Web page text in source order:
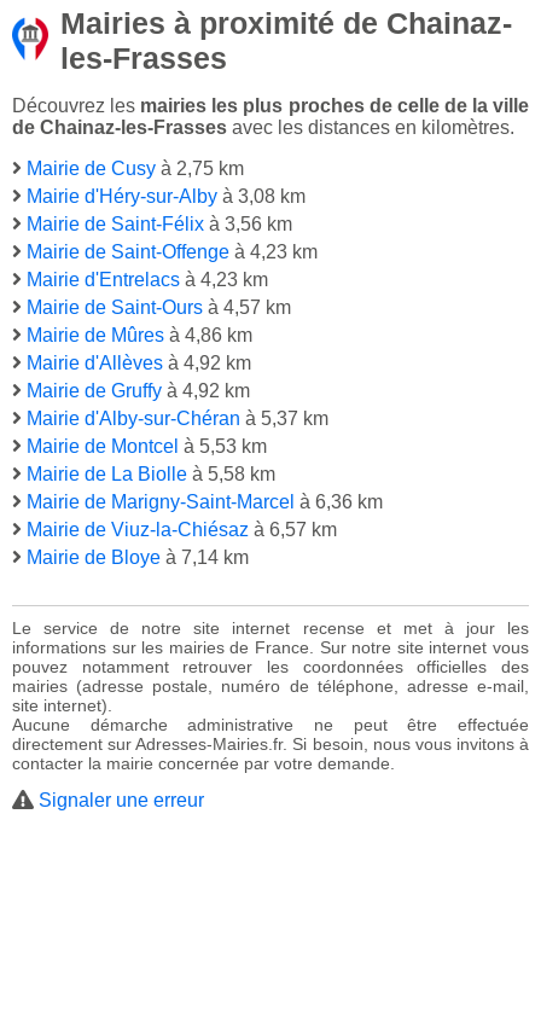
Mairies à proximité de Chainaz-
les-Frasses
Découvrez les mairies les plus proches de celle de la ville
de Chainaz-les-Frasses avec les distances en kilomètres.
Mairie de Cusy à 2,75 km
Mairie d'Héry-sur-Alby à 3,08 km
Mairie de Saint-Félix à 3,56 km
Mairie de Saint-Offenge à 4,23 km
Mairie d'Entrelacs à 4,23 km
Mairie de Saint-Ours à 4,57 km
Mairie de Mûres à 4,86 km
Mairie d'Allèves à 4,92 km
Mairie de Gruffy à 4,92 km
Mairie d'Alby-sur-Chéran à 5,37 km
Mairie de Montcel à 5,53 km
Mairie de La Biolle à 5,58 km
Mairie de Marigny-Saint-Marcel à 6,36 km
Mairie de Viuz-la-Chiésaz à 6,57 km
Mairie de Bloye à 7,14 km
Le service de notre site internet recense et met à jour les
informations sur les mairies de France. Sur notre site internet vous
pouvez notamment retrouver les coordonnées officielles des
mairies (adresse postale, numéro de téléphone, adresse e-mail,
site internet).
Aucune démarche administrative ne peut être effectuée
directement sur Adresses-Mairies.fr. Si besoin, nous vous invitons à
contacter la mairie concernée par votre demande.
Signaler une erreur